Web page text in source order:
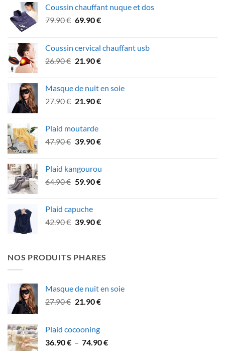
Coussin chauffant nuque et dos
79.90€ Le
était :
79.90 €.
69.90€Le
est :
69.90 €.
Coussin cervical chauffant usb
26.90€ Le
était :
26.90 €.
21.90€Le
est :
21.90 €.
Masque de nuit en soie
27.90€ Le
était :
27.90 €.
21.90€Le
21.90 €.
Plaid moutarde
47.90€ Le
était :
47.90 €.
39.90€Le
est :
39.90 €.
Plaid kangourou
64.90€ Le
était :
64.90 €.
59.90€Le
59.90 €.
Plaid capuche
42.90€ Le
était :
42.90 €.
39.90€Le
est :
39.90 €.
NOS PRODUITS PHARES
Masque de nuit en soie
27.90€ Le
était :
27.90 €.
21.90€Le
21.90 €.
Plaid cocooning
36.90€ – 74.90€Plage